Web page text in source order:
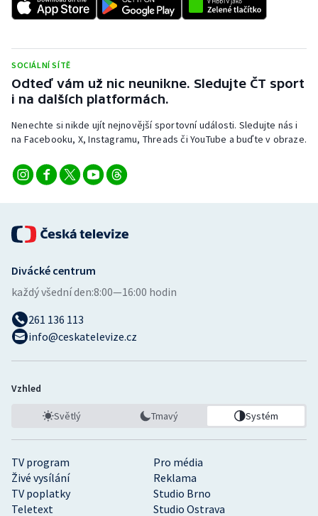
Ostatní
SOCIÁLNÍ SÍTĚ
Odteď vám už nic neunikne. Sledujte ČT sport
i na dalších platformách.
Nenechte si nikde ujít nejnovější sportovní události. Sledujte nás i
na Facebooku, X, Instagramu, Threads či YouTube a buďte v obraze.
TV program
Pro média
Živé vysílání
Reklama
TV poplatky
Studio Brno
Teletext
Studio Ostrava
Divácké centrum
každý všední den:8:00—16:00 hodin
261 136 113
info@ceskatelevize.cz
Vzhled
Světlý Tmavý Systém